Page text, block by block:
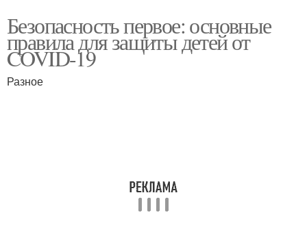
Безопасность первое: основные
правила для защиты детей от
COVID-19
Разное